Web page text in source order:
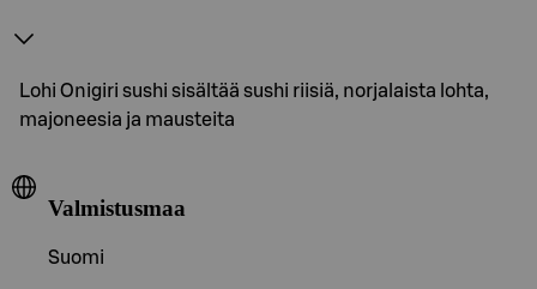
Lohi Onigiri sushi sisältää sushi riisiä, norjalaista lohta,
majoneesia ja mausteita
Valmistusmaa
Suomi